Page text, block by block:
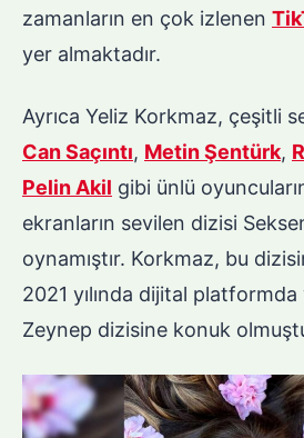
zamanların en çok izlenen
yer almaktadır.
Ayrıca Yeliz Korkmaz, çeşitli
Can Saçıntı, Metin Şentürk,
Pelin Akil gibi ünlü
ekranların sevilen dizisi
oynamıştır. Korkmaz, bu
2021 yılında dijital platformda
Zeynep dizisine konuk